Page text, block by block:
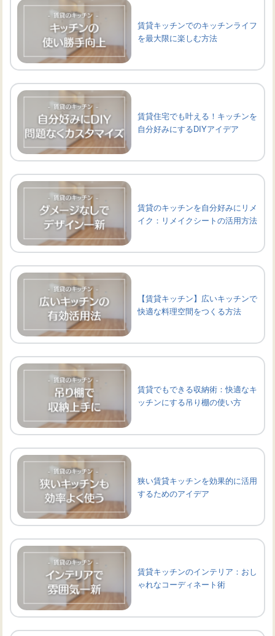
賃貸キッチンでのキッチンライフ
を最大限に楽しむ方法
賃貸住宅でも叶える！キッチンを
自分好みにするDIYアイデア
賃貸のキッチンを自分好みにリメ
イク：リメイクシートの活用方法
【賃貸キッチン】広いキッチンで
快適な料理空間をつくる方法
賃貸でもできる収納術：快適なキ
ッチンにする吊り棚の使い方
狭い賃貸キッチンを効果的に活用
するためのアイデア
賃貸キッチンのインテリア：おし
ゃれなコーディネート術